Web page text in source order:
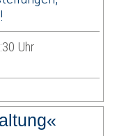
Uhr